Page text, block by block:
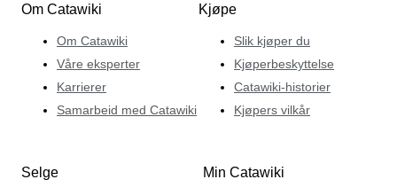
Om Catawiki
Om Catawiki
Våre eksperter
Karrierer
Samarbeid med Catawiki
Kjøpe
Slik kjøper du
Kjøperbeskyttelse
Catawiki-historier
Kjøpers vilkår
Selge Min Catawiki